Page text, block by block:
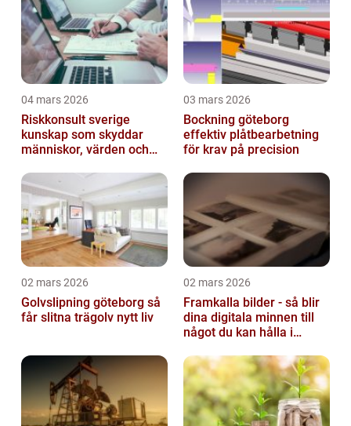
04 mars 2026
Riskkonsult sverige
kunskap som skyddar
människor, värden och
03 mars 2026
Bockning göteborg
effektiv plåtbearbetning
för krav på precision
02 mars 2026
Golvslipning göteborg så
får slitna trägolv nytt liv
02 mars 2026
Framkalla bilder - så blir
dina digitala minnen till
något du kan hålla i